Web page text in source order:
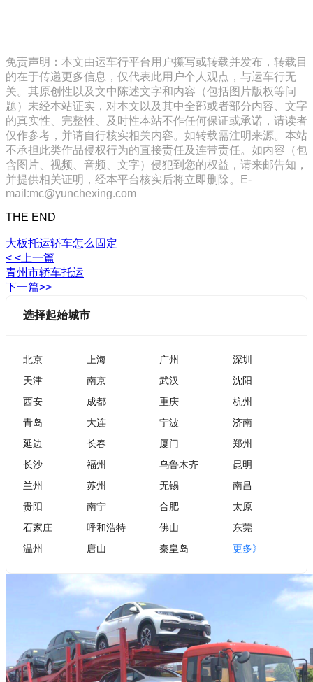
免责声明：本文由运车行平台用户攥写或转载并发布，转载目
的在于传递更多信息，仅代表此用户个人观点，与运车行无
关。其原创性以及文中陈述文字和内容（包括图片版权等问
题）未经本站证实，对本文以及其中全部或者部分内容、文字
的真实性、完整性、及时性本站不作任何保证或承诺，请读者
仅作参考，并请自行核实相关内容。如转载需注明来源。本站
不承担此类作品侵权行为的直接责任及连带责任。如内容（包
含图片、视频、音频、文字）侵犯到您的权益，请来邮告知，
并提供相关证明，经本平台核实后将立即删除。E-
mail:mc@yunchexing.com
THE END
大板托运轿车怎么固定
< <上一篇
青州市轿车托运
下一篇>>
选择起始城市
北京 上海 广州
深圳
天津
南京 武汉
沈阳
西安
成都 重庆
杭州
青岛
大连 宁波
济南
延边
长春 厦门
郑州
长沙
福州 乌鲁木齐
昆明
兰州
苏州 无锡
南昌
贵阳
南宁 合肥
太原
石家庄
呼和浩特 佛山
东莞
温州
唐山 秦皇岛 更多》